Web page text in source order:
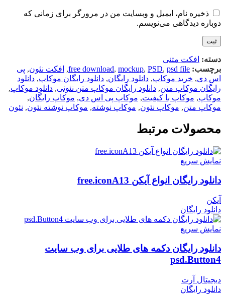
ذخیره نام، ایمیل و وبسایت من در مرورگر برای زمانی که
دوباره دیدگاهی می‌نویسم.
دسته: افکت متنی
برچسب:
free download, mockup, PSD, psd file
, افکت نئون, پی
اس دی, خرید موکاپ, دانلود رایگان, دانلود رایگان موکاپ, دانلود
رایگان موکاپ متن, دانلود رایگان موکاپ متن نئونی, دانلود موکاپ,
موکاپ, موکاپ با کیفیت, موکاپ پی اس دی, موکاپ رایگان,
موکاپ متن, موکاپ نئون, موکاپ نوشته, موکاپ نوشته نئون, نئون
محصولات مرتبط
نمایش سریع
دانلود رایگان انواع آیکن free.iconA13
آیکن
دانلود رایگان
نمایش سریع
دانلود رایگان دکمه های طلایی برای وب سایت
psd.Button4
دیجیتال آرت
دانلود رایگان